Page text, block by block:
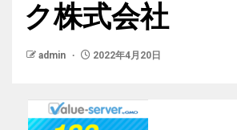
ク株式会社
admin 2022年4月20日